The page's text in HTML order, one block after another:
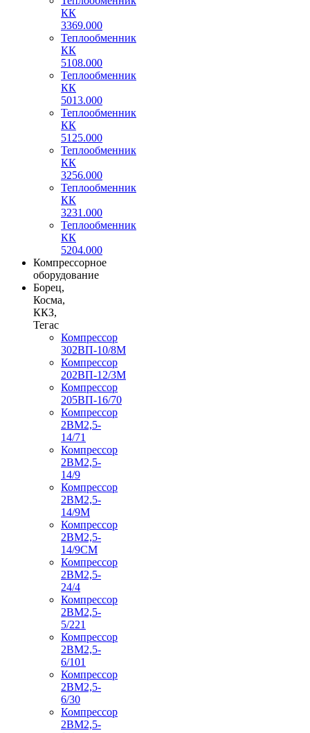
КК
3369.000
Теплообменник
КК
5108.000
Теплообменник
КК
5013.000
Теплообменник
КК
5125.000
Теплообменник
КК
3256.000
Теплообменник
КК
3231.000
Теплообменник
КК
5204.000
Компрессорное
оборудование
Борец,
Косма,
ККЗ,
Тегас
Компрессор
302ВП-10/8М
Компрессор
202ВП-12/3М
Компрессор
205ВП-16/70
Компрессор
2ВМ2,5-
14/71
Компрессор
2ВМ2,5-
14/9
Компрессор
2ВМ2,5-
14/9М
Компрессор
2ВМ2,5-
14/9СМ
Компрессор
2ВМ2,5-
24/4
Компрессор
2ВМ2,5-
5/221
Компрессор
2ВМ2,5-
6/101
Компрессор
2ВМ2,5-
6/30
Компрессор
2ВМ2,5-